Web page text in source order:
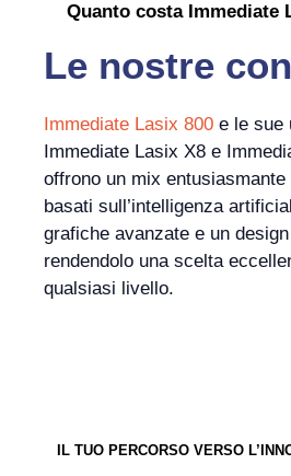
Quanto costa Immediate
Le nostre
Immediate Lasix 800 e le sue
Immediate Lasix X8 e
offrono un mix entusiasmante
basati sull’intelligenza
grafiche avanzate e un
rendendolo una scelta
qualsiasi livello.
IL TUO PERCORSO VERSO